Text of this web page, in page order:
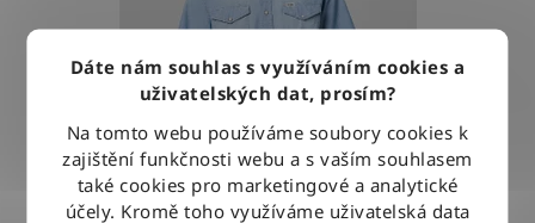
Dáte nám souhlas s využíváním cookies a
uživatelských dat, prosím?
Na tomto webu používáme soubory cookies k
zajištění funkčnosti webu a s vaším souhlasem
také cookies pro marketingové a analytické
účely. Kromě toho využíváme uživatelská data